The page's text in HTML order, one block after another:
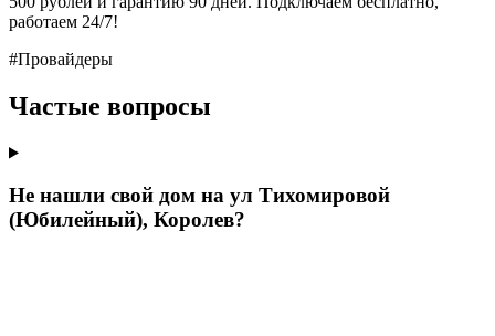
работаем 24/7!
#Провайдеры
Частые вопросы
Не нашли свой дом на ул Тихомировой
(Юбилейный), Королев?